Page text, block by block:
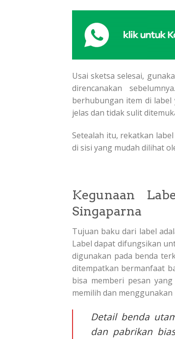
Usai sketsa selesai,
direncanakan
berhubungan item di
jelas dan tidak sulit
Setealah itu, rekatkan
di sisi yang mudah dilihat
Kegunaan
Singaparna
Tujuan baku dari label
Label dapat difungsikan
digunakan pada benda
ditempatkan bermanfaat
bisa memberi pesan
memilih dan
Detail benda
dan pabrikan